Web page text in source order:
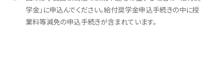
学金」に申込んでください。給付奨学金申込手続きの中に授
業料等減免の申込手続きが含まれています。